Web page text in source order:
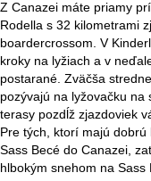
Z Canazei máte priamy
Rodella s 32 kilometrami
boardercrossom. V
kroky na lyžiach a v
postarané. Zväčša
pozývajú na lyžovačku na
terasy pozdĺž zjazdoviek
Pre tých, ktorí majú
Sass Becé do Canazei,
hlbokým snehom na Sass